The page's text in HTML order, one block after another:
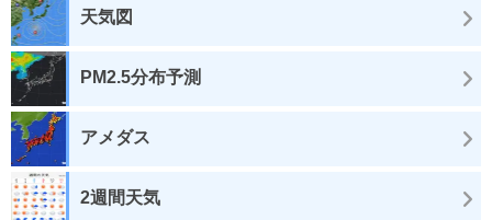
天気図
PM2.5分布予測
アメダス
2週間天気